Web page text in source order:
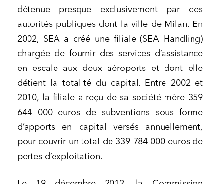
détenue presque exclusivement par des
autorités publiques dont la ville de Milan. En
2002, SEA a créé une filiale (SEA Handling)
chargée de fournir des services d’assistance
en escale aux deux aéroports et dont elle
détient la totalité du capital. Entre 2002 et
2010, la filiale a reçu de sa société mère 359
644 000 euros de subventions sous forme
d’apports en capital versés annuellement,
pour couvrir un total de 339 784 000 euros de
pertes d’exploitation.